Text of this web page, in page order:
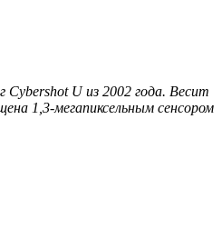
Cybershot U из 2002 года. Весит
1,3-мегапиксельным сенсором